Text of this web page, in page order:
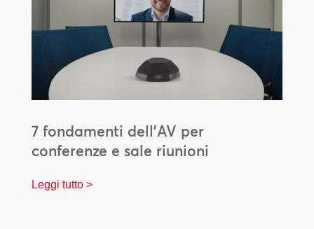
7 fondamenti dell’AV per
conferenze e sale riunioni
Leggi tutto >